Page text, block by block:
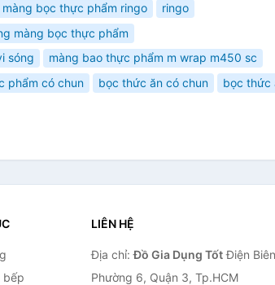
màng bọc thực phẩm ringo
ringo
màng bọc thực phẩm
sóng
màng bao thực phẩm m wrap m450 sc
phẩm có chun bọc thức ăn có chun
bọc thức
bếp
LIÊN HỆ
Địa chỉ:Đồ Gia Dụng TốtĐiện
Phường 6, Quận 3, Tp.HCM